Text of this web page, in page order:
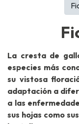
La cresta de
especies más
su vistosa
adaptación a
a las
sus hojas como